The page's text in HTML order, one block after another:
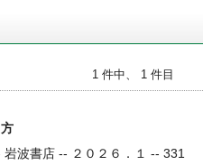
1 件中、 1 件目
方
波書店 -- ２０２６．１ -- 331